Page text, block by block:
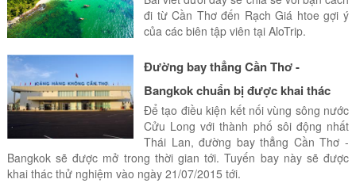
đi từ Cần Thơ đến Rạch Giá htoe gợi ý
của các biên tập viên tại AloTrip.
Đường bay thẳng Cần Thơ -
Bangkok chuẩn bị được khai thác
Để tạo điều kiện kết nối vùng sông nước
Cửu Long với thành phố sôi động nhất
Thái Lan, đường bay thẳng Cần Thơ -
Bangkok sẽ được mở trong thời gian tới. Tuyến bay này sẽ được
khai thác thử nghiệm vào ngày 21/07/2015 tới.